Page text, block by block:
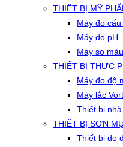
THIẾT BỊ MỸ
Máy đo
Máy đo pH
Máy so
THIẾT BỊ THỰC
Máy đo độ
Máy lắc
Thiết bị
THIẾT BỊ SƠN
Thiết bị đo